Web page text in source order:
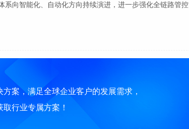
向智能化、自动化方向持续演进，进一步强化全链路管控
案，满足全球企业客户的发展需求，
行业专属方案！